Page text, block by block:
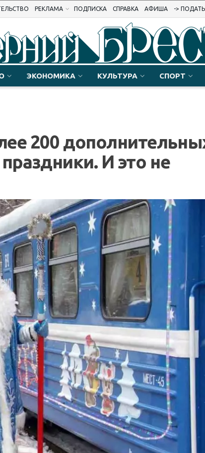
РЕКЛАМА ПОДПИСКА СПРАВКА АФИША ->
ЭКОНОМИКА КУЛЬТУРА СПОРТ
200
И это не